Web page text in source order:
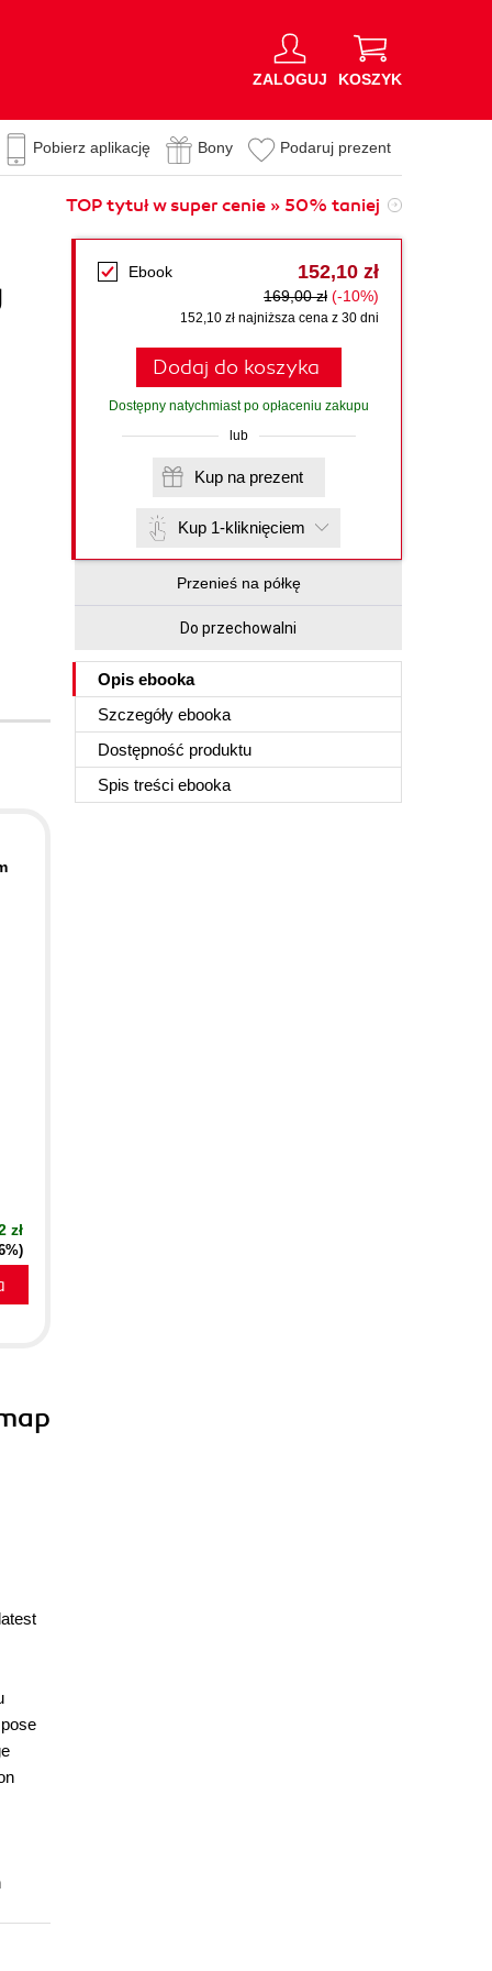
ZALOGUJ KOSZYK
Pobierz aplikację Bony Podaruj prezent
TOP tytuł w super cenie » 50% taniej
Ebook 152,10 zł
169,00 zł (-10%)
152,10 zł najniższa cena z 30 dni
Dodaj do koszyka
Dostępny natychmiast po opłaceniu zakupu
lub
Kup na prezent
Kup 1-kliknięciem
Przenieś na półkę
Do przechowalni
Opis ebooka
Szczegóły ebooka
Dostępność produktu
Spis treści ebooka
zł